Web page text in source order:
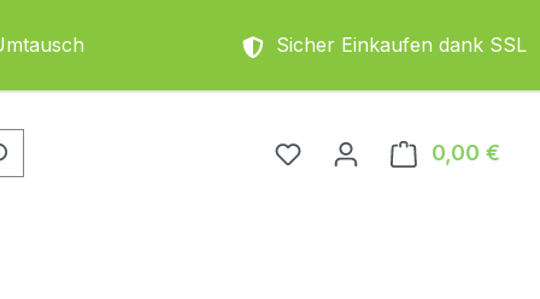
Sicher Einkaufen dank SSL
0,00 €